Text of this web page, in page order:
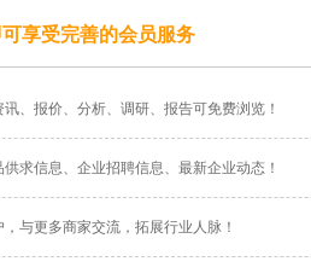
享受完善的会员服务
、报价、分析、调研、报告可免费浏览！
求信息、企业招聘信息、最新企业动态！
与更多商家交流，拓展行业人脉！